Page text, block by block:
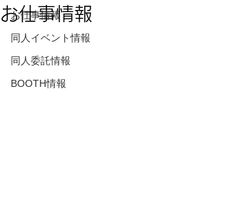
お仕事情報
同人イベント情報
同人委託情報
BOOTH情報
お仕事情報